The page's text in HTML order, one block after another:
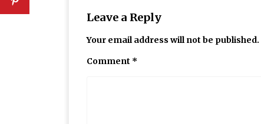
Leave a Reply
Your email address will not be published.
Comment *